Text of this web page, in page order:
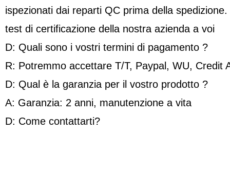
ispezionati dai reparti QC prima della
test di certificazione della nostra azienda a voi
D: Quali sono i vostri termini di pagamento ?
R: Potremmo accettare T/T, Paypal, WU, Credit
D: Qual è la garanzia per il vostro prodotto ?
A: Garanzia: 2 anni, manutenzione a vita
D: Come contattarti?